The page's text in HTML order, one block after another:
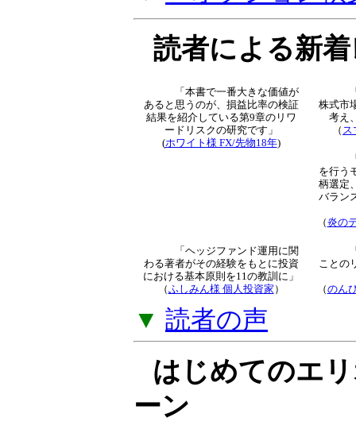
関わらず市場から
です。また、月
トレード知識と
解説」をご提供し
「オプション
読者による新
「本書で一番大きな価値が
あると思うのが、損益比率
の検証結果を紹介している
第9章のリワードリスクの
研究です」
ホワイト様 FX/先物18年
よ